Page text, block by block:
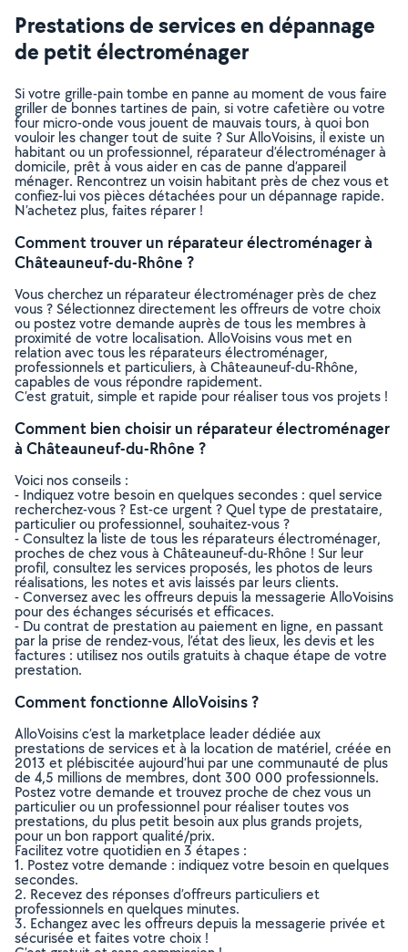
Prestations de services en dépannage
de petit électroménager
Si votre grille-pain tombe en panne au moment de vous faire
griller de bonnes tartines de pain, si votre cafetière ou votre
four micro-onde vous jouent de mauvais tours, à quoi bon
vouloir les changer tout de suite ? Sur AlloVoisins, il existe un
habitant ou un professionnel, réparateur d’électroménager à
domicile, prêt à vous aider en cas de panne d’appareil
ménager. Rencontrez un voisin habitant près de chez vous et
confiez-lui vos pièces détachées pour un dépannage rapide.
N’achetez plus, faites réparer !
Comment trouver un réparateur électroménager à
Châteauneuf-du-Rhône ?
Vous cherchez un réparateur électroménager près de chez
vous ? Sélectionnez directement les offreurs de votre choix
ou postez votre demande auprès de tous les membres à
proximité de votre localisation. AlloVoisins vous met en
relation avec tous les réparateurs électroménager,
professionnels et particuliers, à Châteauneuf-du-Rhône,
capables de vous répondre rapidement.
C’est gratuit, simple et rapide pour réaliser tous vos projets !
Comment bien choisir un réparateur électroménager
à Châteauneuf-du-Rhône ?
Voici nos conseils :
- Indiquez votre besoin en quelques secondes : quel service
recherchez-vous ? Est-ce urgent ? Quel type de prestataire,
particulier ou professionnel, souhaitez-vous ?
- Consultez la liste de tous les réparateurs électroménager,
proches de chez vous à Châteauneuf-du-Rhône ! Sur leur
profil, consultez les services proposés, les photos de leurs
réalisations, les notes et avis laissés par leurs clients.
- Conversez avec les offreurs depuis la messagerie AlloVoisins
pour des échanges sécurisés et efficaces.
- Du contrat de prestation au paiement en ligne, en passant
par la prise de rendez-vous, l’état des lieux, les devis et les
factures : utilisez nos outils gratuits à chaque étape de votre
prestation.
Comment fonctionne AlloVoisins ?
AlloVoisins c’est la marketplace leader dédiée aux
prestations de services et à la location de matériel, créée en
2013 et plébiscitée aujourd’hui par une communauté de plus
de 4,5 millions de membres, dont 300 000 professionnels.
Postez votre demande et trouvez proche de chez vous un
particulier ou un professionnel pour réaliser toutes vos
prestations, du plus petit besoin aux plus grands projets,
pour un bon rapport qualité/prix.
Facilitez votre quotidien en 3 étapes :
1. Postez votre demande : indiquez votre besoin en quelques
secondes.
2. Recevez des réponses d’offreurs particuliers et
professionnels en quelques minutes.
3. Echangez avec les offreurs depuis la messagerie privée et
sécurisée et faites votre choix !